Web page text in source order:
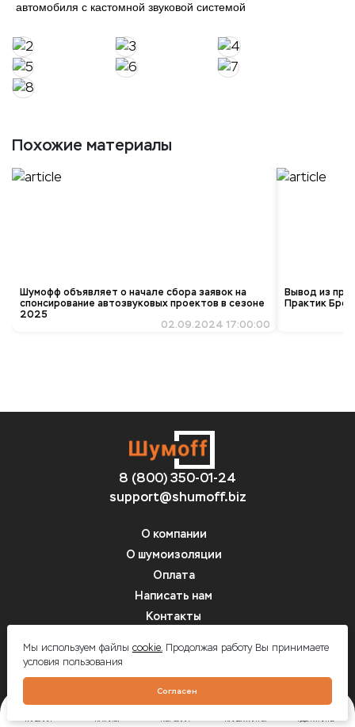
автомобиля с кастомной звуковой системой
Похожие материалы
Шумофф объявляет о начале сбора заявок на
спонсирование автозвуковых проектов в сезоне
2025
02.09.2024 17:00:00
Вывод из
Практик
8 (800) 350-01-24
support@shumoff.biz
О компании
О шумоизоляции
Оплата
Написать нам
Контакты
Шумоff - шумоизоляция автомобилей
Мы используем файлы cookie.Продолжая работу Вы принимаете
условия пользования
Согласен
ГЛАВНАЯ КАТАЛОГ КОРЗИНА КАЛЬКУЛЯТОР ГДЕ КУПИТЬ